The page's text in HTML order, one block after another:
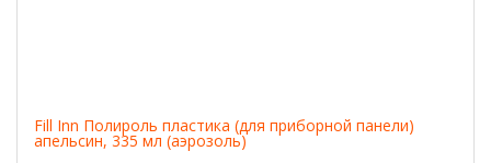
Fill Inn Полироль пластика (для приборной панели)
апельсин, 335 мл (аэрозоль)